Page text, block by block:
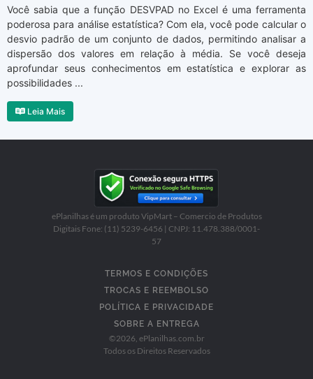
Você sabia que a função DESVPAD no Excel é uma ferramenta
poderosa para análise estatística? Com ela, você pode calcular o
desvio padrão de um conjunto de dados, permitindo analisar a
dispersão dos valores em relação à média. Se você deseja
aprofundar seus conhecimentos em estatística e explorar as
possibilidades ...
Leia Mais
ePlanilhas é um produto VipMart – Comercio de Produtos
Digitais Fone: (11) 5239-6456 | CNPJ: 11.478.388/0001-
57
TERMOS E CONDIÇÕES
TROCAS E REEMBOLSO
POLÍTICA E PRIVACIDADE
SOBRE A ENTREGA
©2026 , ePlanilhas.com.br
Todos os Direitos Reservados